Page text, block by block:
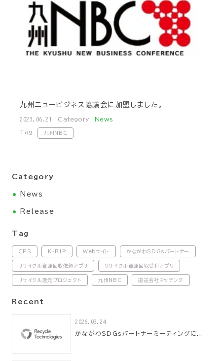
九州ニュービジネス協議会に加盟しました。
2023.06.21 Category News
Tag 九州NBC
Category
News
Release
Tag
CPS K-RIP Webサイト かながわSDGsパートナー
リサイクル資源回収依頼アプリ リサイクル資源回収受付アプリ
リサイクル還元プロジェクト 九州NBC 運送会社マッチング
Recent
2026.03.24
かながわSDGsパートナーミーティングに...